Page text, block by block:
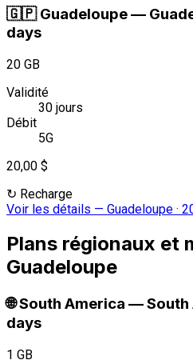
🇬🇵 Guadeloupe—
days
20 GB
Validité
30 jours
Débit
5G
20,00 $
↻ Recharge
Voir les détails — Guadeloupe ·
Plans régionaux et
Guadeloupe
🌐South America —South
days
1 GB